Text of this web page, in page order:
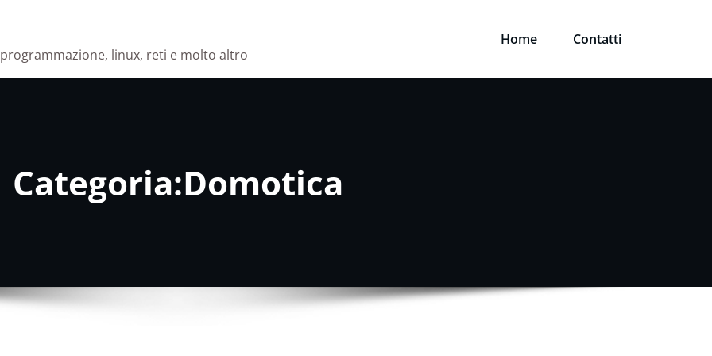
linux, reti e molto altro
Home Contatti
Categoria:Domotica